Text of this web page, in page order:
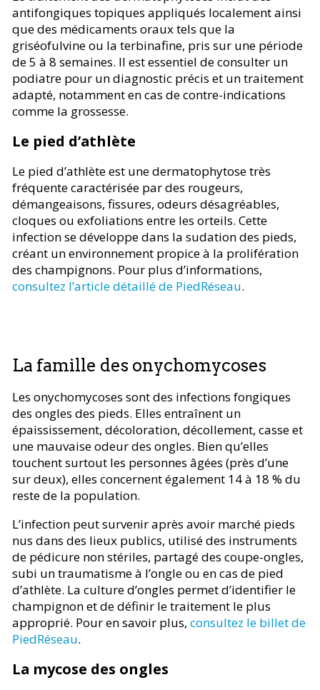
antifongiques topiques appliqués localement ainsi
que des médicaments oraux tels que la
griséofulvine ou la terbinafine, pris sur une période
de 5 à 8 semaines. Il est essentiel de consulter un
podiatre pour un diagnostic précis et un traitement
adapté, notamment en cas de contre-indications
comme la grossesse.
Le pied d’athlète
Le pied d’athlète est une dermatophytose très
fréquente caractérisée par des rougeurs,
démangeaisons, fissures, odeurs désagréables,
cloques ou exfoliations entre les orteils. Cette
infection se développe dans la sudation des pieds,
créant un environnement propice à la prolifération
des champignons. Pour plus d’informations,
consultez l’article détaillé de PiedRéseau.
La famille des onychomycoses
Les onychomycoses sont des infections fongiques
des ongles des pieds. Elles entraînent un
épaississement, décoloration, décollement, casse et
une mauvaise odeur des ongles. Bien qu’elles
touchent surtout les personnes âgées (près d’une
sur deux), elles concernent également 14 à 18 % du
reste de la population.
L’infection peut survenir après avoir marché pieds
nus dans des lieux publics, utilisé des instruments
de pédicure non stériles, partagé des coupe-ongles,
subi un traumatisme à l’ongle ou en cas de pied
d’athlète. La culture d’ongles permet d’identifier le
champignon et de définir le traitement le plus
approprié. Pour en savoir plus, consultez le billet de
PiedRéseau.
La mycose des ongles